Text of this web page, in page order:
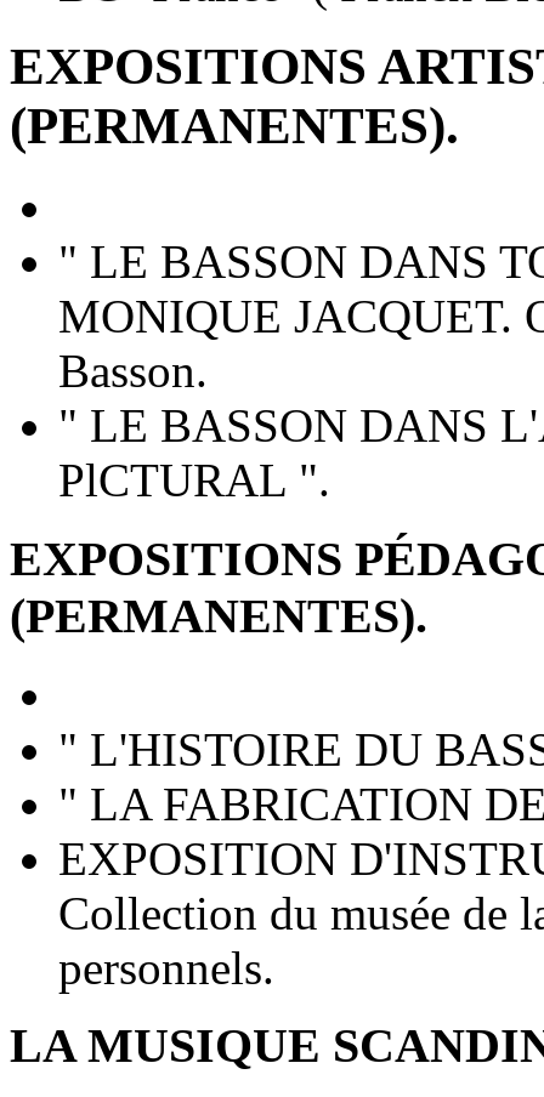
EXPOSITIONS
(PERMANENTES).
" LE BASSON DANS
MONIQUE JACQUET.
Basson.
" LE BASSON DANS
PlCTURAL ".
EXPOSITIONS
(PERMANENTES).
" L'HISTOIRE DU
" LA FABRICATION
EXPOSITION
Collection du musée de
personnels.
LA MUSIQUE